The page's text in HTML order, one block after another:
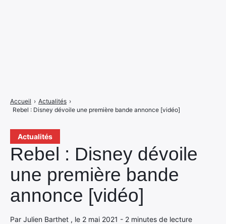
Actualités
Rebel : Disney dévoile
une première bande
annonce [vidéo]
Par Julien Barthet , le 2 mai 2021 - 2 minutes de lecture
Accueil › Actualités ›
Rebel : Disney dévoile une première bande annonce [vidéo]